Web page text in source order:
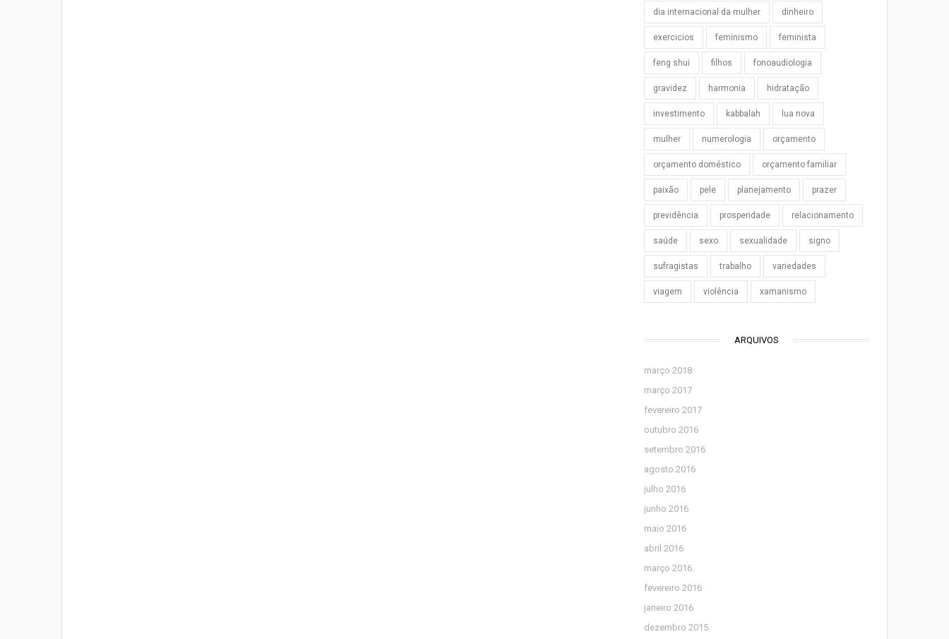
dia internacional da mulher dinheiro
exercicios feminismo feminista
feng shui filhos fonoaudiologia
gravidez harmonia hidratação
investimento kabbalah lua nova
mulher numerologia orçamento
orçamento doméstico orçamento familiar
paixão pele planejamento prazer
previdência prosperidade relacionamento
saúde sexo sexualidade signo
sufragistas trabalho variedades
viagem violência xamanismo
ARQUIVOS
março 2018
março 2017
fevereiro 2017
outubro 2016
setembro 2016
agosto 2016
julho 2016
junho 2016
maio 2016
abril 2016
março 2016
fevereiro 2016
janeiro 2016
dezembro 2015